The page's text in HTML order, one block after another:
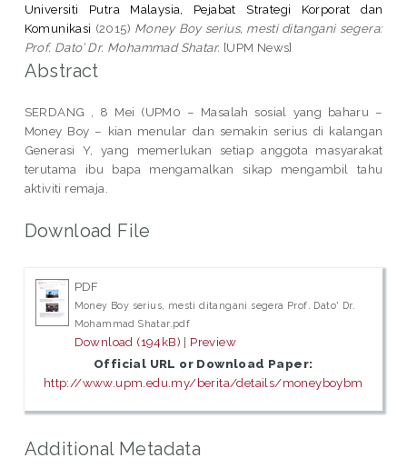
Universiti Putra Malaysia, Pejabat Strategi Korporat dan
Komunikasi (2015) Money Boy serius, mesti ditangani segera:
Prof. Dato’ Dr. Mohammad Shatar. [UPM News]
Abstract
SERDANG , 8 Mei (UPM0 – Masalah sosial yang baharu –
Money Boy – kian menular dan semakin serius di kalangan
Generasi Y, yang memerlukan setiap anggota masyarakat
terutama ibu bapa mengamalkan sikap mengambil tahu
aktiviti remaja.
Download File
PDF
Money Boy serius, mesti ditangani segera Prof. Dato' Dr.
Mohammad Shatar.pdf
Download (194kB) | Preview
Official URL or Download Paper:
http://www.upm.edu.my/berita/details/moneyboybm
Additional Metadata